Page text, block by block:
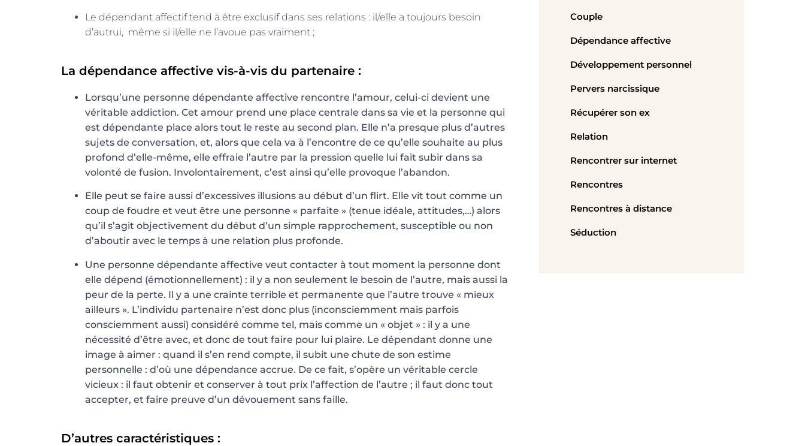
Le dépendant affectif tend à être exclusif dans ses relations : il/elle a toujours besoin
d’autrui, même si il/elle ne l’avoue pas vraiment ;
La dépendance affective vis-à-vis du partenaire :
Lorsqu’une personne dépendante affective rencontre l’amour, celui-ci devient une
véritable addiction. Cet amour prend une place centrale dans sa vie et la personne qui
est dépendante place alors tout le reste au second plan. Elle n’a presque plus d’autres
sujets de conversation, et, alors que cela va à l’encontre de ce qu’elle souhaite au plus
profond d’elle-même, elle effraie l’autre par la pression quelle lui fait subir dans sa
volonté de fusion. Involontairement, c’est ainsi qu’elle provoque l’abandon.
Elle peut se faire aussi d’excessives illusions au début d’un flirt. Elle vit tout comme un
coup de foudre et veut être une personne « parfaite » (tenue idéale, attitudes,…) alors
qu’il s’agit objectivement du début d’un simple rapprochement, susceptible ou non
d’aboutir avec le temps à une relation plus profonde.
Une personne dépendante affective veut contacter à tout moment la personne dont
elle dépend (émotionnellement) : il y a non seulement le besoin de l’autre, mais aussi la
peur de la perte. Il y a une crainte terrible et permanente que l’autre trouve « mieux
ailleurs ». L’individu partenaire n’est donc plus (inconsciemment mais parfois
consciemment aussi) considéré comme tel, mais comme un « objet » : il y a une
nécessité d’être avec, et donc de tout faire pour lui plaire. Le dépendant donne une
image à aimer : quand il s’en rend compte, il subit une chute de son estime
personnelle : d’où une dépendance accrue. De ce fait, s’opère un véritable cercle
vicieux : il faut obtenir et conserver à tout prix l’affection de l’autre ; il faut donc tout
accepter, et faire preuve d’un dévouement sans faille.
D’autres caractéristiques :
Couple
Dépendance affective
Développement personnel
Pervers narcissique
Récupérer son ex
Relation
Rencontrer sur internet
Rencontres
Rencontres à distance
Séduction